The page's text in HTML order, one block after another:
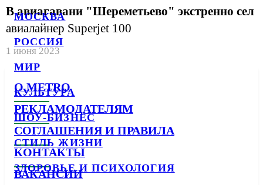
МОСКВА
РОССИЯ
МИР
КУЛЬТУРА
ШОУ-БИЗНЕС
СТИЛЬ ЖИЗНИ
ЗДОРОВЬЕ И ПСИХОЛОГИЯ
В авиагавани "Шереметьево" экстренно сел
авиалайнер Superjet 100
1 июня 2023
О METRO
РЕКЛАМОДАТЕЛЯМ
СОГЛАШЕНИЯ И ПРАВИЛА
КОНТАКТЫ
ВАКАНСИИ